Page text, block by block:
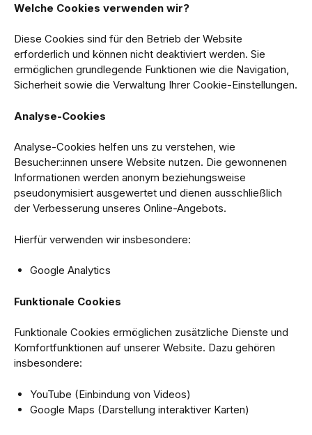
Welche Cookies verwenden wir?
Diese Cookies sind für den Betrieb der Website
erforderlich und können nicht deaktiviert werden. Sie
ermöglichen grundlegende Funktionen wie die Navigation,
Sicherheit sowie die Verwaltung Ihrer Cookie-Einstellungen.
Analyse-Cookies
Analyse-Cookies helfen uns zu verstehen, wie
Besucher:innen unsere Website nutzen. Die gewonnenen
Informationen werden anonym beziehungsweise
pseudonymisiert ausgewertet und dienen ausschließlich
der Verbesserung unseres Online-Angebots.
Hierfür verwenden wir insbesondere:
Google Analytics
Funktionale Cookies
Funktionale Cookies ermöglichen zusätzliche Dienste und
Komfortfunktionen auf unserer Website. Dazu gehören
insbesondere:
YouTube (Einbindung von Videos)
Google Maps (Darstellung interaktiver Karten)